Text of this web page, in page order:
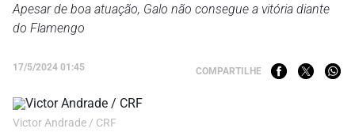
Apesar de boa atuação, Galo não consegue a vitória diante
do Flamengo
17/5/2024 01:45 COMPARTILHE
Victor Andrade / CRF